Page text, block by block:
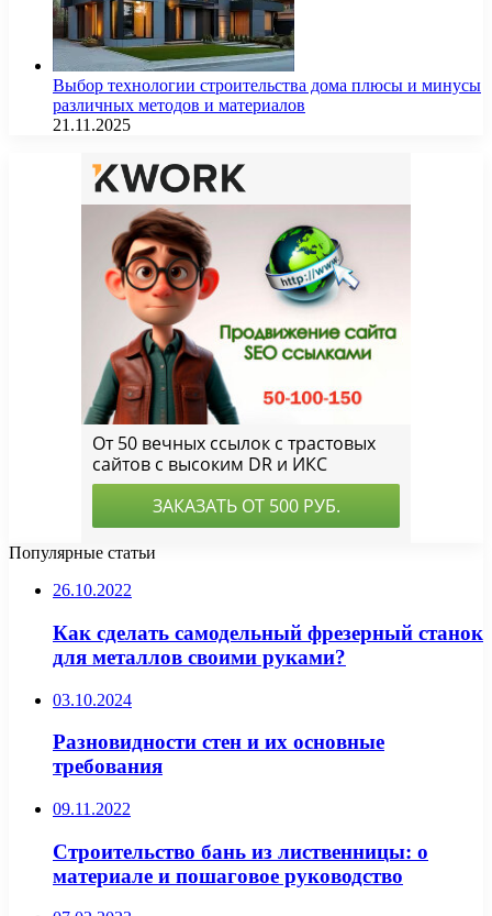
Выбор технологии строительства дома плюсы и минусы
различных методов и материалов
21.11.2025
Популярные статьи
26.10.2022
Как сделать самодельный фрезерный станок
для металлов своими руками?
03.10.2024
Разновидности стен и их основные
требования
09.11.2022
Строительство бань из лиственницы: о
материале и пошаговое руководство